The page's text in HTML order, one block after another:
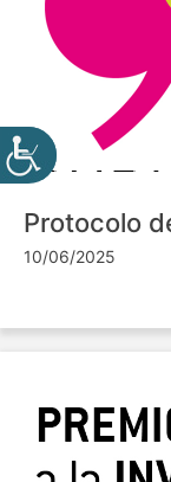
Protocolo
10/06/2025